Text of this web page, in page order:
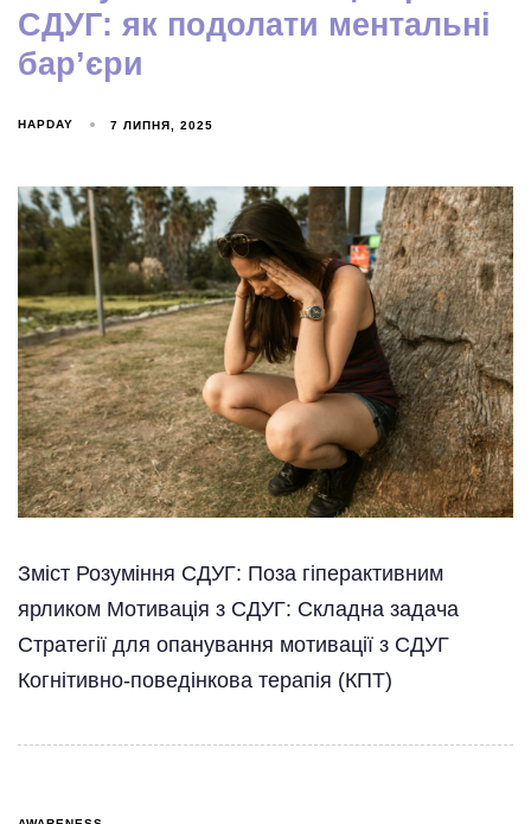
СДУГ: як подолати ментальні
бар’єри
HAPDAY 7 ЛИПНЯ, 2025
Зміст Розуміння СДУГ: Поза гіперактивним
ярликом Мотивація з СДУГ: Складна задача
Стратегії для опанування мотивації з СДУГ
Когнітивно-поведінкова терапія (КПТ)